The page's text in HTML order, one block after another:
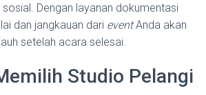
Dengan layanan dokumentasi
dan jangkauan dari eventAnda akan
setelah acara selesai.
Studio Pelangi